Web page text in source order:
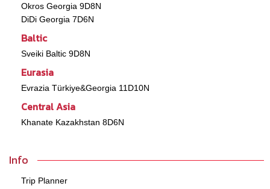
Okros Georgia 9D8N
DiDi Georgia 7D6N
Baltic
Sveiki Baltic 9D8N
Eurasia
Evrazia Türkiye&Georgia 11D10N
Central Asia
Khanate Kazakhstan 8D6N
Info
Trip Planner